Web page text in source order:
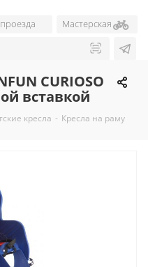
Мастерская
CURIOSO
вставкой
кресла - Кресла на раму